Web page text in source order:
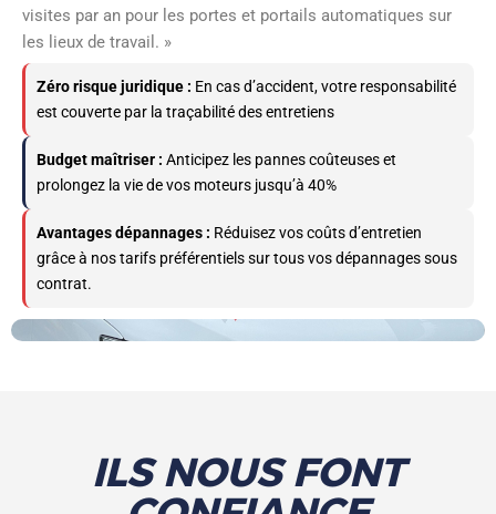
visites par an pour les portes et portails automatiques sur
les lieux de travail. »
Zéro risque juridique : En cas d’accident, votre responsabilité
est couverte par la traçabilité des entretiens
Budget maîtriser : Anticipez les pannes coûteuses et
prolongez la vie de vos moteurs jusqu’à 40%
Avantages dépannages : Réduisez vos coûts d’entretien
grâce à nos tarifs préférentiels sur tous vos dépannages sous
contrat.
ILS NOUS FONT